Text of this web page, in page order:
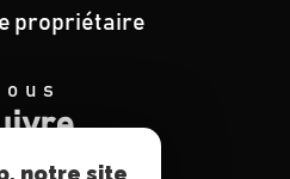
propriétaire
notre site